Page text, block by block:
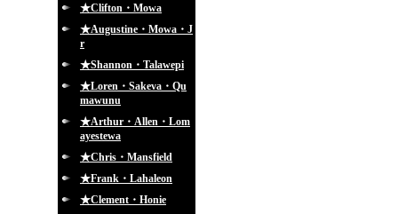
★Clifton・Mowa
★Augustine・Mowa・J
r
★Shannon・Talawepi
★Loren・Sakeva・Qu
mawunu
★Arthur・Allen・Lom
ayestewa
★Chris・Mansfield
★Frank・Lahaleon
★Clement・Honie